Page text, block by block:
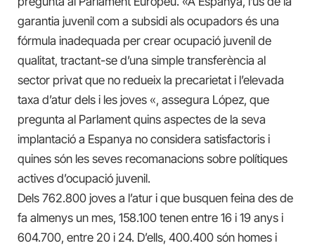
garantia juvenil com a subsidi als ocupadors és una
fórmula inadequada per crear ocupació juvenil de
qualitat, tractant-se d’una simple transferència al
sector privat que no redueix la precarietat i l’elevada
taxa d’atur dels i les joves «, assegura López, que
pregunta al Parlament quins aspectes de la seva
implantació a Espanya no considera satisfactoris i
quines són les seves recomanacions sobre polítiques
actives d’ocupació juvenil.
Dels 762.800 joves a l’atur i que busquen feina des de
fa almenys un mes, 158.100 tenen entre 16 i 19 anys i
604.700, entre 20 i 24. D’ells, 400.400 són homes i